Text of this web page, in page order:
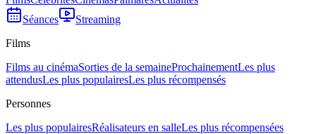
Séances
Streaming
Films
Films au cinémaSorties de la semaineProchainementLes plus
attendusLes plus populairesLes plus récompensés
Personnes
Les plus populairesRéalisateurs en salleLes plus récompensées